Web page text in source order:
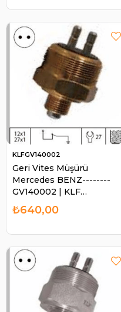
Geri Vites Müşürü
Mercedes BENZ--------
GV140002 | KLF
GV140002
KLFGV140002
₺640,00